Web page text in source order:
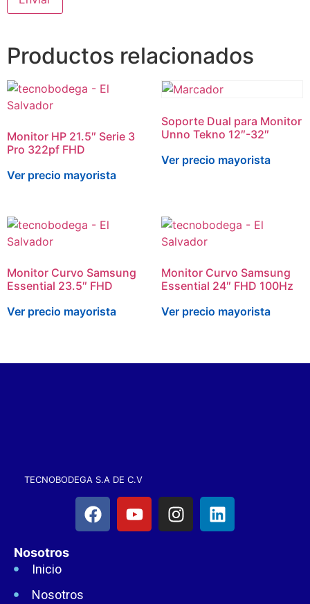
Productos relacionados
Monitor HP 21.5″ Serie 3
Pro 322pf FHD
Ver precio mayorista
Soporte Dual para Monitor
Unno Tekno 12″-32″
Ver precio mayorista
Monitor Curvo Samsung
Essential 23.5″ FHD
Ver precio mayorista
Monitor Curvo Samsung
Essential 24″ FHD 100Hz
Ver precio mayorista
TECNOBODEGA S.A DE C.V
Nosotros
Inicio
Nosotros